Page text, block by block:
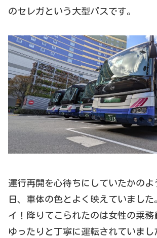
のセレガという大型バスです。
運行再開を心待ちにしていたかの
日、車体の色とよく映えていました
イ！降りてこられたのは女性の乗務
ゆったりと丁寧に運転されていまし